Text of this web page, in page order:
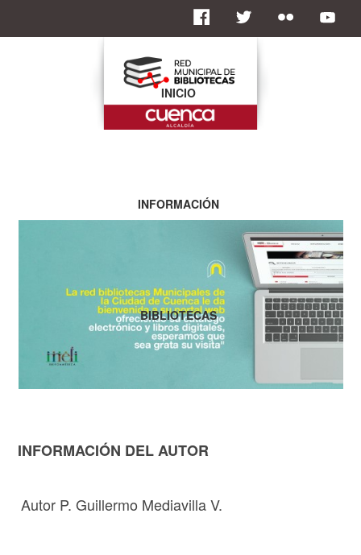
INFORMACIÓN DEL AUTOR
Autor P. Guillermo Mediavilla V.
INICIO
INFORMACIÓN
BIBLIOTECAS